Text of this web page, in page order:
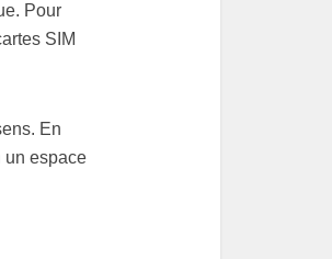
Pour
SIM
En
un espace